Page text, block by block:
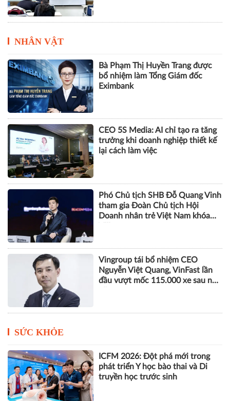
NHÂN VẬT
Bà Phạm Thị Huyền Trang được
bổ nhiệm làm Tổng Giám đốc
Eximbank
CEO 5S Media: AI chỉ tạo ra tăng
trưởng khi doanh nghiệp thiết kế
lại cách làm việc
Phó Chủ tịch SHB Đỗ Quang Vinh
tham gia Đoàn Chủ tịch Hội
Doanh nhân trẻ Việt Nam khóa
Vingroup tái bổ nhiệm CEO
Nguyễn Việt Quang, VinFast lần
đầu vượt mốc 115.000 xe sau nửa
SỨC KHỎE
ICFM 2026: Đột phá mới trong
phát triển Y học bào thai và Di
truyền học trước sinh